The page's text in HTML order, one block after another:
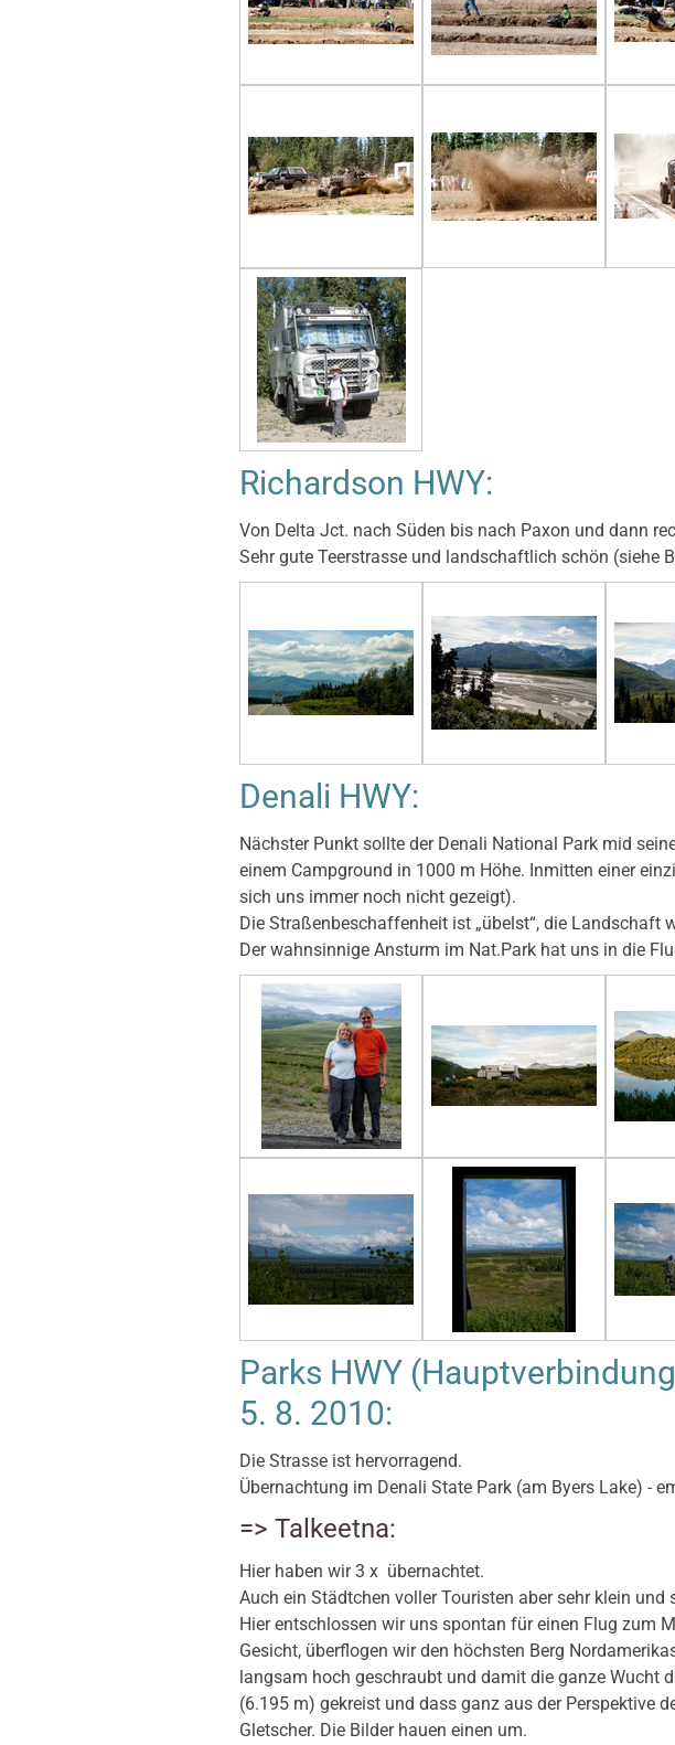
Richardson HWY:
Von Delta Jct. nach Süden bis nach Paxon und dann
Sehr gute Teerstrasse und landschaftlich schön (siehe
Denali HWY:
Nächster Punkt sollte der Denali National Park mid
einem Campground in 1000 m Höhe. Inmitten einer
sich uns immer noch nicht gezeigt).
Die Straßenbeschaffenheit ist „übelst“, die Landschaft
Der wahnsinnige Ansturm im Nat.Park hat uns in die
Parks HWY
5. 8. 2010:
Die Strasse ist hervorragend.
Übernachtung im Denali State Park (am Byers Lake) -
=> Talkeetna:
Hier haben wir 3 x übernachtet.
Auch ein Städtchen voller Touristen aber sehr klein und
Hier entschlossen wir uns spontan für einen Flug zum
Gesicht, überflogen wir den höchsten Berg
langsam hoch geschraubt und damit die ganze Wucht
(6.195 m) gekreist und dass ganz aus der Perspektive
Gletscher. Die Bilder hauen einen um.